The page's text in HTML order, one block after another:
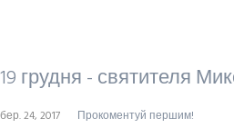
19 грудня - святителя
бер. 24, 2017 Прокоментуй першим!